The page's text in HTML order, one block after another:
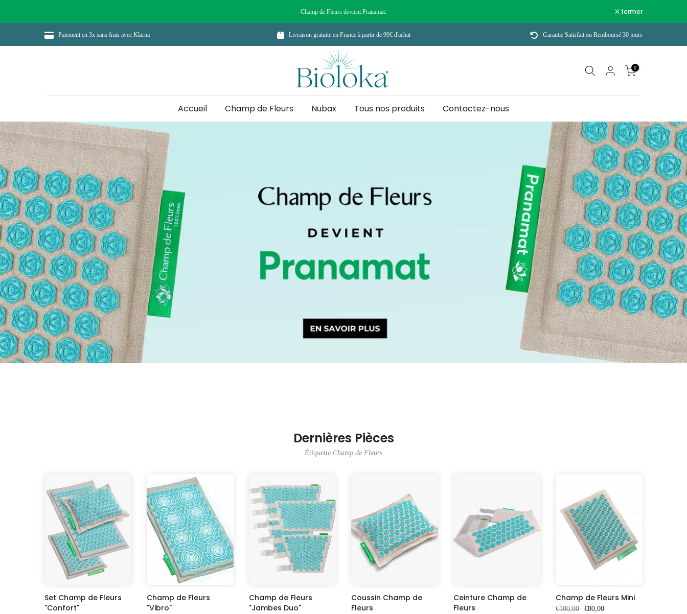
au
Champ de Fleurs devient Pranamat. fermer
Paiement en 3x sans frais avec Klarna Livraison gratuite en France à partir de 99€ d'achat Garantie Satisfait ou Remboursé 30 jours
0
Accueil Champ de Fleurs Nubax Tous nos produits Contactez-nous
Dernières Pièces
Étiquette Champ de Fleurs
Set Champ de Fleurs
"Confort"
Champ de Fleurs
"Vibro"
Champ de Fleurs
"Jambes Duo"
Coussin Champ de
Fleurs
Ceinture Champ de
Fleurs
Champ de Fleurs Mini
€100,00 €80,00